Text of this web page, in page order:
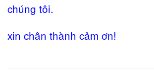
chúng tôi.
xin chân thành cảm ơn!